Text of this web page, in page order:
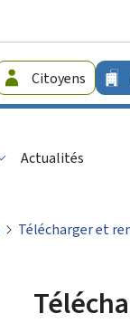
Guichet.lu
-
Citoyens
Actualités
Télécharger et